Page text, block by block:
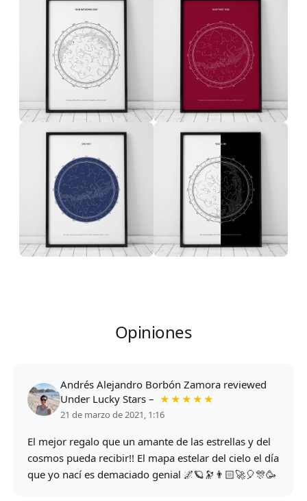
Opiniones
Andrés Alejandro Borbón Zamora reviewed
Under Lucky Stars – ★★★★★
21 de marzo de 2021, 1:16
El mejor regalo que un amante de las estrellas y del
cosmos pueda recibir!! El mapa estelar del cielo el día
que yo nací es demaciado genial 🌌🪐🔭👨🏻‍🚀🎈🎊🥳